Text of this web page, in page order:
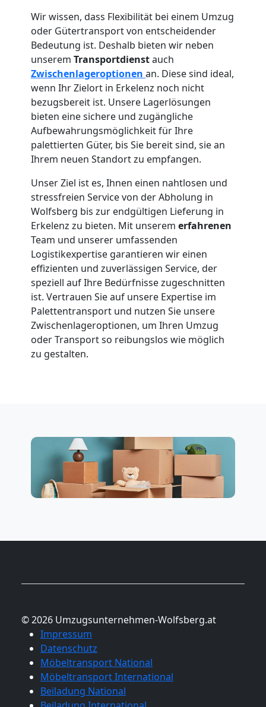
Wir wissen, dass Flexibilität bei einem Umzug
oder Gütertransport von entscheidender
Bedeutung ist. Deshalb bieten wir neben
unserem Transportdienstauch
Zwischenlageroptionen an. Diese sind ideal,
wenn Ihr Zielort in Erkelenz noch nicht
bezugsbereit ist. Unsere Lagerlösungen
bieten eine sichere und zugängliche
Aufbewahrungsmöglichkeit für Ihre
palettierten Güter, bis Sie bereit sind, sie an
Ihrem neuen Standort zu empfangen.
Unser Ziel ist es, Ihnen einen nahtlosen und
stressfreien Service von der Abholung in
Wolfsberg bis zur endgültigen Lieferung in
Erkelenz zu bieten. Mit unserem erfahrenen
Team und unserer umfassenden
Logistikexpertise garantieren wir einen
effizienten und zuverlässigen Service, der
speziell auf Ihre Bedürfnisse zugeschnitten
ist. Vertrauen Sie auf unsere Expertise im
Palettentransport und nutzen Sie unsere
Zwischenlageroptionen, um Ihren Umzug
oder Transport so reibungslos wie möglich
zu gestalten.
© 2026 Umzugsunternehmen-Wolfsberg.at
Impressum
Datenschutz
Möbeltransport National
Möbeltransport International
Beiladung National